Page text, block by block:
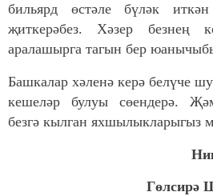
бильярд өстәле бүләк
җиткерәбез. Хәзер безнең
аралашырга тагын бер
Башкалар хәленә керә белүче
кешеләр булуы сөендерә.
безгә кылган яхшылыкларыгыз
Гөлсирә